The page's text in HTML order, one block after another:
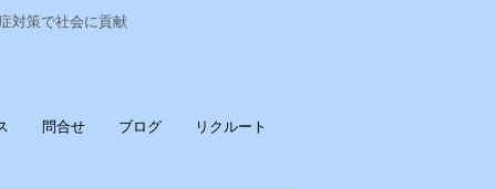
対策で社会に貢献
問合せ ブログ リクルート